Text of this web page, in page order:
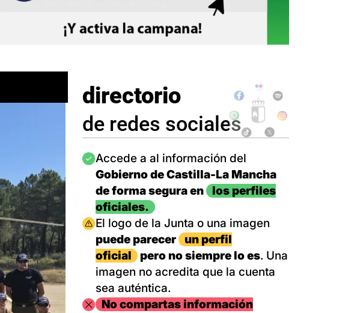
directorio
de redes sociales
Imagen
Accede a al información del
Gobierno de Castilla-La Mancha
de forma segura en
los perfiles
oficiales.
Imagen
El logo de la Junta o una imagen
puede parecer
un perfil
oficial
pero no siempre lo es. Una
imagen no acredita que la cuenta
sea auténtica.
ImagenNo compartas información